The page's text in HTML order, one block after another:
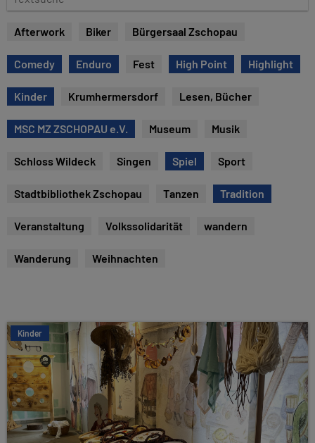
e
s
u
c
e
Afterwork Biker Bürgersaal Zschopau
Comedy Enduro Fest High Point Highlight
Kinder Krumhermersdorf Lesen, Bücher
MSC MZ ZSCHOPAU e.V. Museum Musik
Schloss Wildeck Singen Spiel Sport
Stadtbibliothek Zschopau Tanzen Tradition
Veranstaltung Volkssolidarität wandern
Wanderung Weihnachten
Kinder